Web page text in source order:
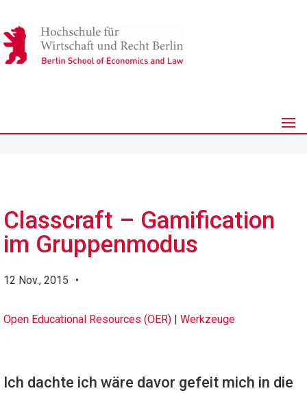
Classcraft – Gamification
im Gruppenmodus
12 Nov., 2015 •
Open Educational Resources (OER) | Werkzeuge
Ich dachte ich wäre davor gefeit mich in die